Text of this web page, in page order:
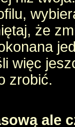
że
więc
zrobić.
ale